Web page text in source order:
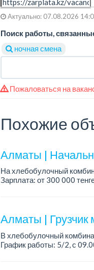
Актуально: 07.08.2026
Поиск работы,
ночная смена
Пожаловаться на
Похожие
Алматы |
На хлебобулочный
Зарплата: от 300 000
Алматы | Грузчик
В хлебобулочный
График работы: 5/2, с